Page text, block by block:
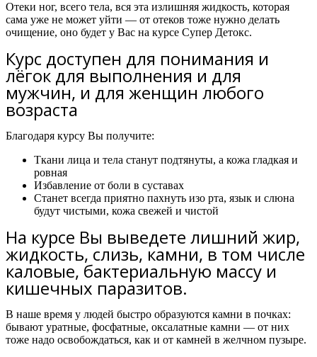
Отеки ног, всего тела, вся эта излишняя жидкость, которая
сама уже не может уйти — от отеков тоже нужно делать
очищение, оно будет у Вас на курсе Супер Детокс.
Курс доступен для понимания и
лёгок для выполнения и для
мужчин, и для женщин любого
возраста
Благодаря курсу Вы получите:
Ткани лица и тела станут подтянуты, а кожа гладкая и
ровная
Избавление от боли в суставах
Станет всегда приятно пахнуть изо рта, язык и слюна
будут чистыми, кожа свежей и чистой
На курсе Вы выведете лишний жир,
жидкость, слизь, камни, в том числе
каловые, бактериальную массу и
кишечных паразитов.
В наше время у людей быстро образуются камни в почках:
бывают уратные, фосфатные, оксалатные камни — от них
тоже надо освобождаться, как и от камней в желчном пузыре.